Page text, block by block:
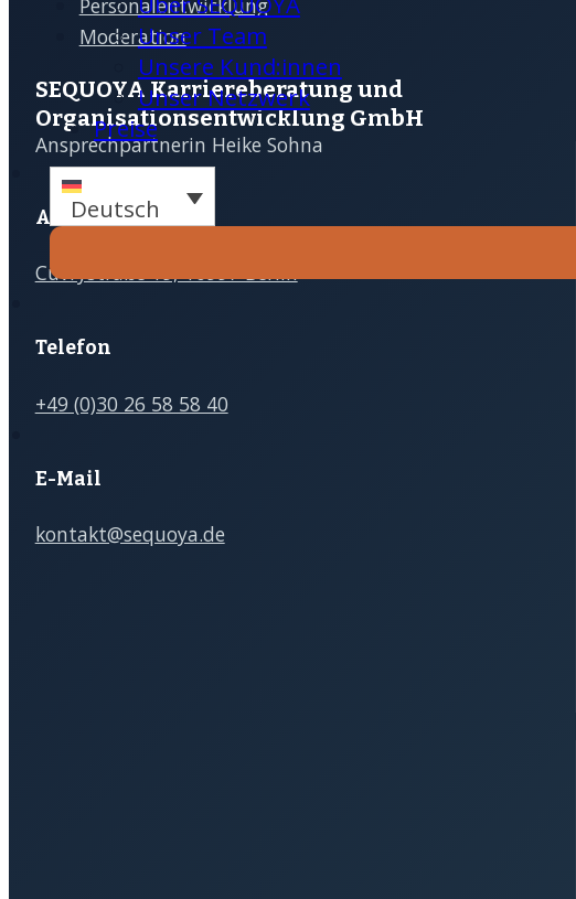
Unser Team
Unsere Kund:innen
Unser Netzwerk
Preise
Deutsch
Terminanfrage
Personalentwicklung
Moderation
SEQUOYA Karriere­­beratung und
Organisations­­entwicklung GmbH
Ansprechpartnerin Heike Sohna
Adresse
Cuvrystraße 19, 10997 Berlin
Telefon
+49 (0)30 26 58 58 40
E-Mail
kontakt@sequoya.de